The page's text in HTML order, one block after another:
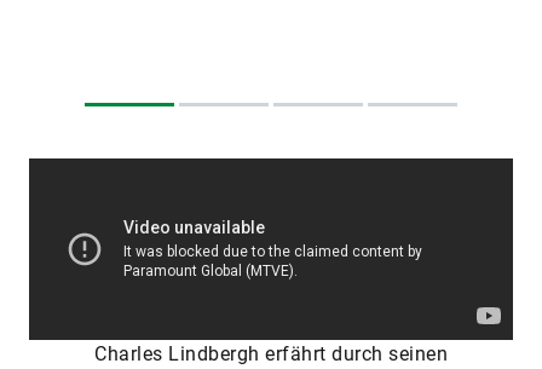
Charles Lindbergh erfährt durch seinen